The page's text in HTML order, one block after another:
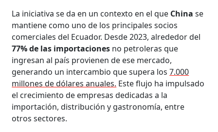
La iniciativa se da en un contexto en el que China se
mantiene como uno de los principales socios
comerciales del Ecuador. Desde 2023, alrededor del
77% de las importaciones no petroleras que
ingresan al país provienen de ese mercado,
generando un intercambio que supera los7.000
millones de dólares anuales. Este flujo ha impulsado
el crecimiento de empresas dedicadas a la
importación, distribución y gastronomía, entre
otros sectores.